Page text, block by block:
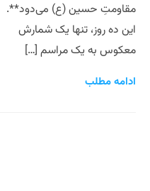
مقاومتِ حسین (ع) می‌دود**.
این ده روز، تنها یک شمارش
معکوس به یک مراسم […]
ادامه مطلب